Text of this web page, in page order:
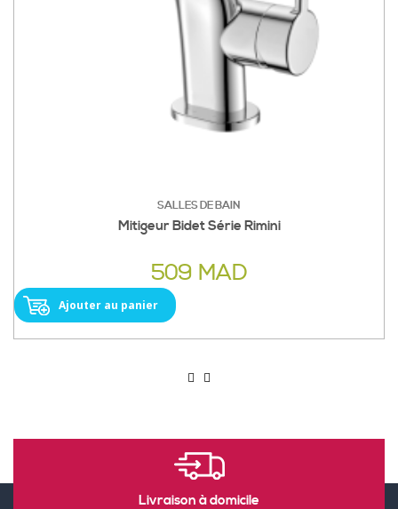
SALLES DE BAIN
Mitigeur Bidet Série Rimini
509 MAD
Ajouter au panier
Livraison à domicile